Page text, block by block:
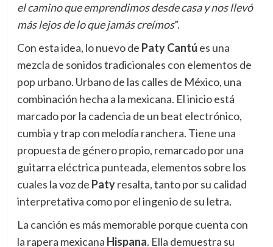
el camino que emprendimos desde casa y nos llevó
más lejos de lo que jamás creímos”.
Con esta idea, lo nuevo de Paty Cantú es una
mezcla de sonidos tradicionales con elementos de
pop urbano. Urbano de las calles de México, una
combinación hecha a la mexicana. El inicio está
marcado por la cadencia de un beat electrónico,
cumbia y trap con melodía ranchera. Tiene una
propuesta de género propio, remarcado por una
guitarra eléctrica punteada, elementos sobre los
cuales la voz de Patyresalta, tanto por su calidad
interpretativa como por el ingenio de su letra.
La canción es más memorable porque cuenta con
la rapera mexicana Hispana. Ella demuestra su